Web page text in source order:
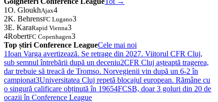
1O. GloukhAjax4
2K. BehrensFC Lugano3
3E. KaraRapid Vienna3
4RobertFC Copenhagen3
Top știri Conference LeagueCele mai noi
1Ioan Varga avertizează. Se retrage din 2027. Viitorul CFR Cluj,
sub semnul întrebării după un deceniu2CFR Cluj așteaptă tragerea,
dar trebuie să treacă de Tromso. Norvegienii vin după un 6-2 în
campionat3Universitatea Cluj repetă blocajul european. Rămâne cu
o singură calificare obținută în 19654FCSB, doar 3 goluri din 20 de
ocazii în Conference League